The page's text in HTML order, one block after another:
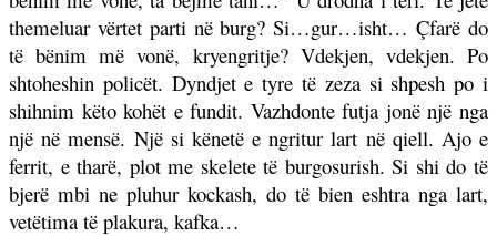
themeluar vërtet parti në burg? Si…gur…isht… Çfarë do
të bënim më vonë, kryengritje? Vdekjen, vdekjen. Po
shtoheshin policët. Dyndjet e tyre të zeza si shpesh po i
shihnim këto kohët e fundit. Vazhdonte futja jonë një nga
një në mensë. Një si kënetë e ngritur lart në qiell. Ajo e
ferrit, e tharë, plot me skelete të burgosurish. Si shi do të
bjerë mbi ne pluhur kockash, do të bien eshtra nga lart,
vetëtima të plakura, kafka…